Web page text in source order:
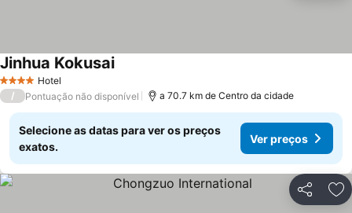
4 EstrelasHotel
Jinhua Kokusai
/ Pontuação não disponível a 70.7 km de Centro da cidade
Selecione as datas para ver os preços
exatos.
Ver preços
Partilhar